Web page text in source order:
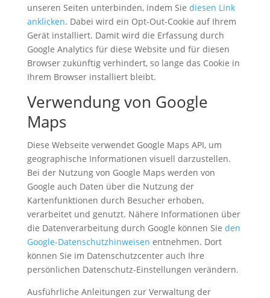
unseren Seiten unterbinden, indem Sie diesen Link
anklicken. Dabei wird ein Opt-Out-Cookie auf Ihrem
Gerät installiert. Damit wird die Erfassung durch
Google Analytics für diese Website und für diesen
Browser zukünftig verhindert, so lange das Cookie in
Ihrem Browser installiert bleibt.
Verwendung von Google
Maps
Diese Webseite verwendet Google Maps API, um
geographische Informationen visuell darzustellen.
Bei der Nutzung von Google Maps werden von
Google auch Daten über die Nutzung der
Kartenfunktionen durch Besucher erhoben,
verarbeitet und genutzt. Nähere Informationen über
die Datenverarbeitung durch Google können Sie den
Google-Datenschutzhinweisen entnehmen. Dort
können Sie im Datenschutzcenter auch Ihre
persönlichen Datenschutz-Einstellungen verändern.
Ausführliche Anleitungen zur Verwaltung der